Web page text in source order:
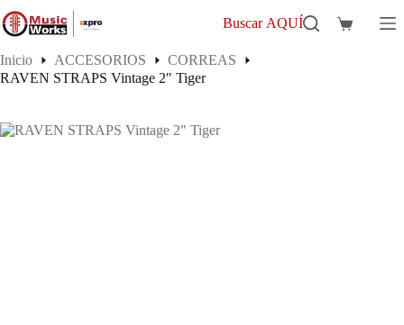
al
contenido
Buscar AQUÍ
Carro
Inicio ACCESORIOS
CORREAS
RAVEN STRAPS Vintage 2″ Tiger